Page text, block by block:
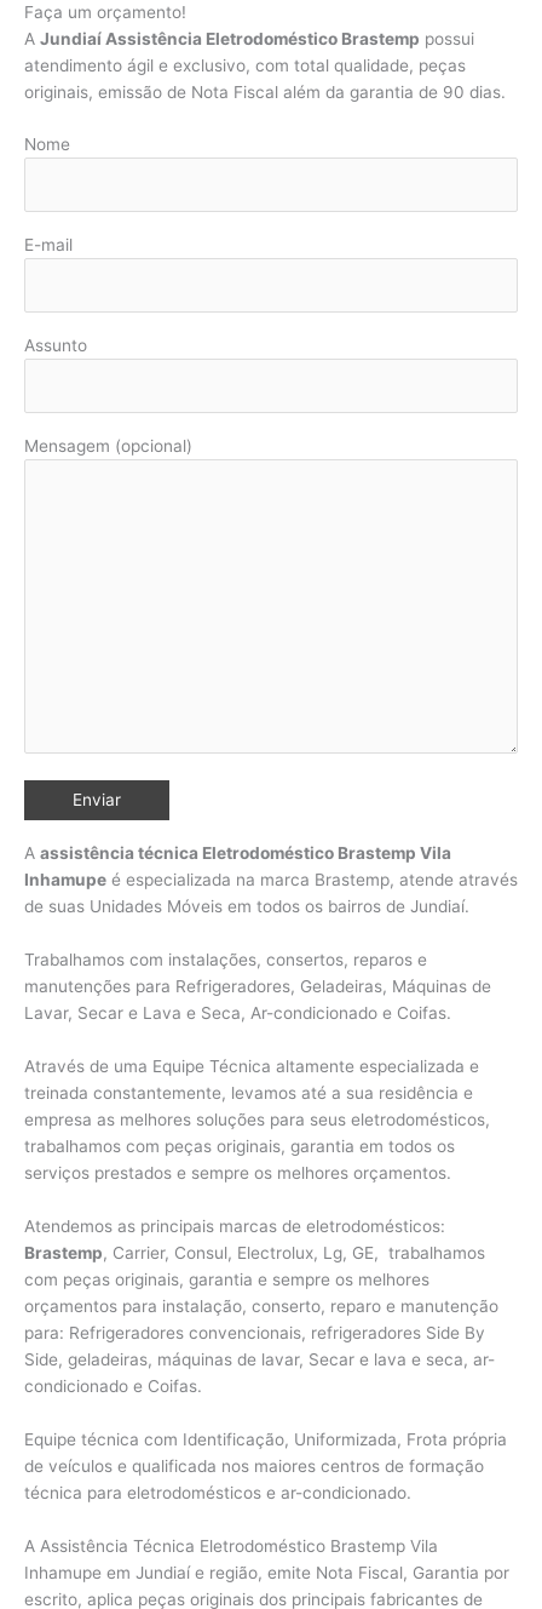
Faça um orçamento!
A Jundiaí Assistência Eletrodoméstico Brastemp possui
atendimento ágil e exclusivo, com total qualidade, peças
originais, emissão de Nota Fiscal além da garantia de 90 dias.
Nome
E-mail
Assunto
Mensagem (opcional)
A assistência técnica Eletrodoméstico Brastemp Vila
Inhamupe é especializada na marca Brastemp, atende através
de suas Unidades Móveis em todos os bairros de Jundiaí.
Trabalhamos com instalações, consertos, reparos e
manutenções para Refrigeradores, Geladeiras, Máquinas de
Lavar, Secar e Lava e Seca, Ar-condicionado e Coifas.
Através de uma Equipe Técnica altamente especializada e
treinada constantemente, levamos até a sua residência e
empresa as melhores soluções para seus eletrodomésticos,
trabalhamos com peças originais, garantia em todos os
serviços prestados e sempre os melhores orçamentos.
Atendemos as principais marcas de eletrodomésticos:
Brastemp, Carrier, Consul, Electrolux, Lg, GE, trabalhamos
com peças originais, garantia e sempre os melhores
orçamentos para instalação, conserto, reparo e manutenção
para: Refrigeradores convencionais, refrigeradores Side By
Side, geladeiras, máquinas de lavar, Secar e lava e seca, ar-
condicionado e Coifas.
Equipe técnica com Identificação, Uniformizada, Frota própria
de veículos e qualificada nos maiores centros de formação
técnica para eletrodomésticos e ar-condicionado.
A Assistência Técnica Eletrodoméstico Brastemp Vila
Inhamupe em Jundiaí e região, emite Nota Fiscal, Garantia por
escrito, aplica peças originais dos principais fabricantes de